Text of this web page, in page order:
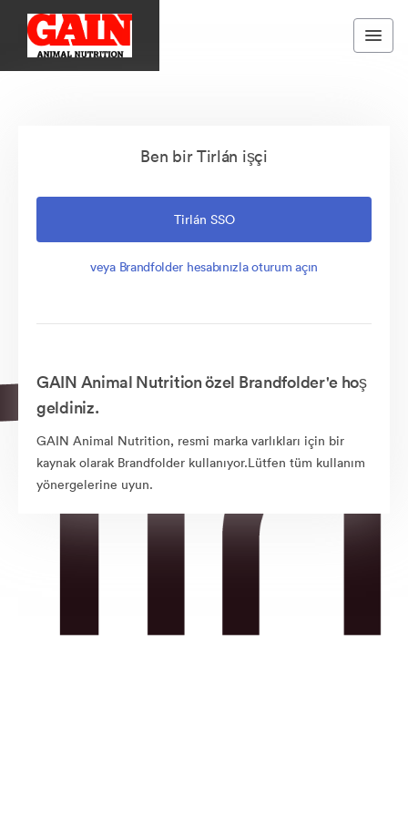
Ben bir Tirlán işçi
Tirlán SSO
veya Brandfolder hesabınızla oturum açın
GAIN Animal Nutrition özel Brandfolder'e hoş
geldiniz.
GAIN Animal Nutrition, resmi marka varlıkları için bir
kaynak olarak Brandfolder kullanıyor.Lütfen tüm kullanım
yönergelerine uyun.